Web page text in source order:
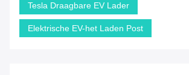
Tesla Draagbare EV Lader
Elektrische EV-het Laden Post